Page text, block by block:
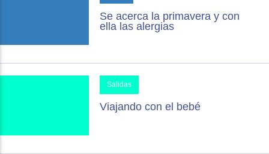
Se acerca la primavera y con
ella las alergias
Salidas
Viajando con el bebé